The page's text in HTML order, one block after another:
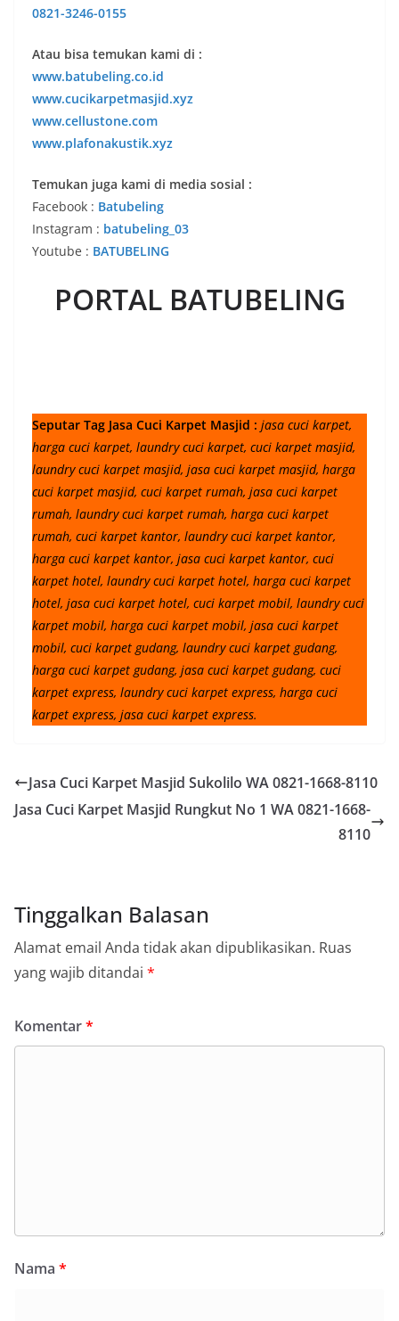
0821-3246-0155
Atau bisa temukan kami di :
www.batubeling.co.id
www.cucikarpetmasjid.xyz
www.cellustone.com
www.plafonakustik.xyz
Temukan juga kami di media sosial :
Facebook : Batubeling
Instagram : batubeling_03
Youtube : BATUBELING
PORTAL BATUBELING
Seputar Tag Jasa Cuci Karpet Masjid : jasa cuci karpet,
harga cuci karpet, laundry cuci karpet, cuci karpet masjid,
laundry cuci karpet masjid, jasa cuci karpet masjid, harga
cuci karpet masjid, cuci karpet rumah, jasa cuci karpet
rumah, laundry cuci karpet rumah, harga cuci karpet
rumah, cuci karpet kantor, laundry cuci karpet kantor,
harga cuci karpet kantor, jasa cuci karpet kantor, cuci
karpet hotel, laundry cuci karpet hotel, harga cuci karpet
hotel, jasa cuci karpet hotel, cuci karpet mobil, laundry cuci
karpet mobil, harga cuci karpet mobil, jasa cuci karpet
mobil, cuci karpet gudang, laundry cuci karpet gudang,
harga cuci karpet gudang, jasa cuci karpet gudang, cuci
karpet express, laundry cuci karpet express, harga cuci
karpet express, jasa cuci karpet express.
Jasa Cuci Karpet Masjid Sukolilo WA 0821-1668-8110
Jasa Cuci Karpet Masjid Rungkut No 1 WA 0821-1668-
8110
Tinggalkan Balasan
Alamat email Anda tidak akan dipublikasikan. Ruas
yang wajib ditandai *
Komentar*
Nama *